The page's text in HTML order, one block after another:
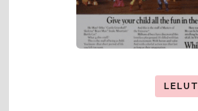
LELUT